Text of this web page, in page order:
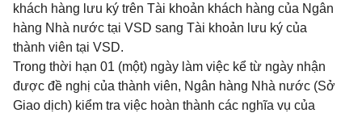
khách hàng lưu ký trên Tài khoản khách hàng của Ngân
hàng Nhà nước tại VSD sang Tài khoản lưu ký của
thành viên tại VSD.
Trong thời hạn 01 (một) ngày làm việc kể từ ngày nhận
được đề nghị của thành viên, Ngân hàng Nhà nước (Sở
Giao dịch) kiểm tra việc hoàn thành các nghĩa vụ của